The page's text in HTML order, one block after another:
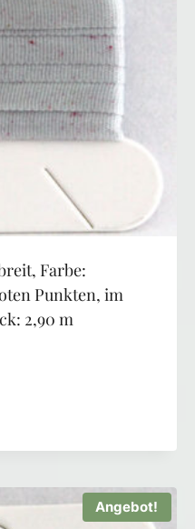
Farbe:
Punkten, im
2,90 m
Angebot!